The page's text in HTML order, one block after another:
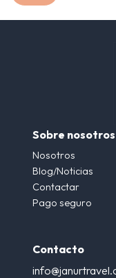
Sobre nosotros
Nosotros
Blog/Noticias
Contactar
Pago seguro
Contacto